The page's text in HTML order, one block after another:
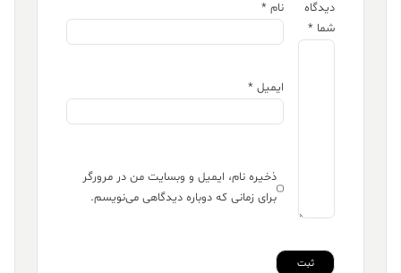
دیدگاه
شما *
نام *
ایمیل *
ذخیره نام، ایمیل و وبسایت من در مرورگر
برای زمانی که دوباره دیدگاهی می‌نویسم.